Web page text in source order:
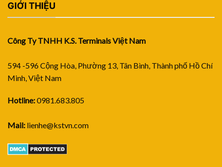
GIỚI THIỆU
Công Ty TNHH K.S. Terminals Việt Nam
594 -596 Cộng Hòa, Phường 13, Tân Bình, Thành phố Hồ Chí
Minh, Việt Nam
Hotline:0981.683.805
Mail: lienhe@kstvn.com